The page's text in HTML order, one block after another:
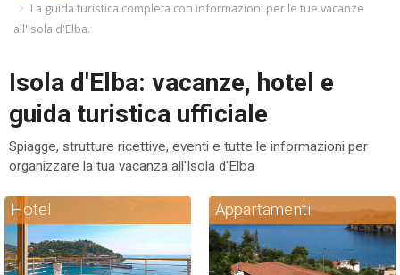
DAN
SLO
La guida turistica completa con informazioni per le tue vacanze
all'Isola d'Elba.
Isola d'Elba: vacanze, hotel e
guida turistica ufficiale
Spiagge, strutture ricettive, eventi e tutte le informazioni per
organizzare la tua vacanza all'Isola d'Elba
Hotel Appartamenti